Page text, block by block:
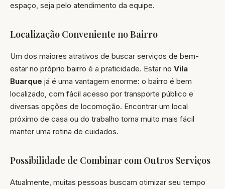
espaço, seja pelo atendimento da equipe.
Localização Conveniente no Bairro
Um dos maiores atrativos de buscar serviços de bem-
estar no próprio bairro é a praticidade. Estar no Vila
Buarque já é uma vantagem enorme: o bairro é bem
localizado, com fácil acesso por transporte público e
diversas opções de locomoção. Encontrar um local
próximo de casa ou do trabalho torna muito mais fácil
manter uma rotina de cuidados.
Possibilidade de Combinar com Outros Serviços
Atualmente, muitas pessoas buscam otimizar seu tempo